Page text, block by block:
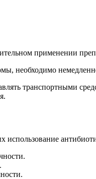
применении
необходимо
транспортными